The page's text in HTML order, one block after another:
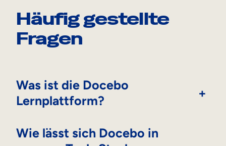
Häufig gestellte
Fragen
Was ist die Docebo
Lernplattform?
+
Wie lässt sich Docebo in